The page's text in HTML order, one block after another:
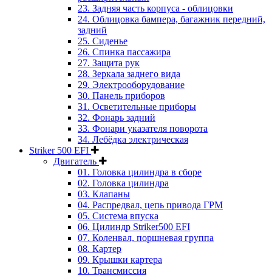
23. Задняя часть корпуса - облицовки
24. Облицовка бампера, багажник передний,
задний
25. Сиденье
26. Спинка пассажира
27. Защита рук
28. Зеркала заднего вида
29. Электрооборудование
30. Панель приборов
31. Oсветительные приборы
32. Фонарь задний
33. Фонари указателя поворота
34. Лебёдка электрическая
Striker 500 EFI
Двигатель
01. Головка цилиндра в сборе
02. Головка цилиндра
03. Клапаны
04. Распредвал, цепь привода ГРМ
05. Система впуска
06. Цилиндр Striker500 EFI
07. Коленвал, поршневая группа
08. Картер
09. Крышки картера
10. Трансмиссия